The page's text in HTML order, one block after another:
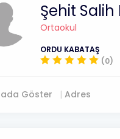
Şehit
Ortaokul
ORDU KABATAŞ
(0)
Göster Adres